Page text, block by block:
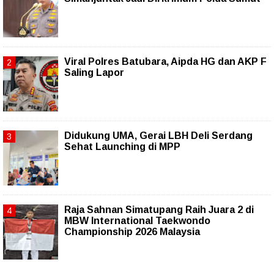
Viral Polres Batubara, Aipda HG dan AKP F
Saling Lapor
Didukung UMA, Gerai LBH Deli Serdang
Sehat Launching di MPP
Raja Sahnan Simatupang Raih Juara 2 di
MBW International Taekwondo
Championship 2026 Malaysia